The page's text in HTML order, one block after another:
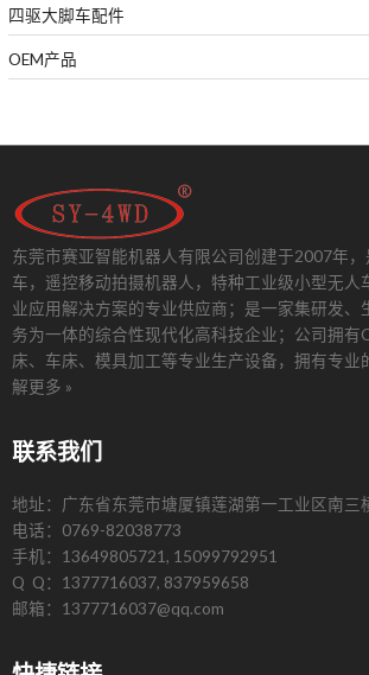
四驱大脚车配件
OEM产品
东莞市赛亚智能机器人有限公司创建于2007年
车，遥控移动拍摄机器人，特种工业级小型无人
业应用解决方案的专业供应商；是一家集研发、
务为一体的综合性现代化高科技企业；公司拥有
床、车床、模具加工等专业生产设备，拥有专业
解更多 »
联系我们
地址：广东省东莞市塘厦镇莲湖第一工业区南三
电话：0769-82038773
手机：13649805721, 15099792951
Q Q：1377716037, 837959658
邮箱：1377716037@qq.com